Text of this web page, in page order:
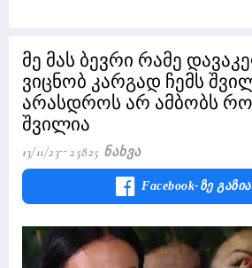
მე მას ბევრი რამე
ვიცნობ კარგად ჩემს
არასდროს არ ამბობს
შვილია
13/11/23 25825 Ნახვა
Facebook-Ზე